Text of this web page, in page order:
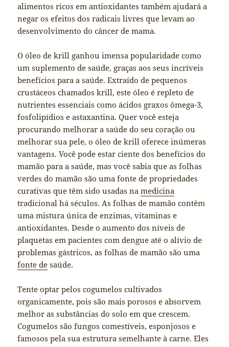
alimentos ricos em antioxidantes também ajudará a
negar os efeitos dos radicais livres que levam ao
desenvolvimento do câncer de mama.
O óleo de krill ganhou imensa popularidade como
um suplemento de saúde, graças aos seus incríveis
benefícios para a saúde. Extraído de pequenos
crustáceos chamados krill, este óleo é repleto de
nutrientes essenciais como ácidos graxos ômega-3,
fosfolipídios e astaxantina. Quer você esteja
procurando melhorar a saúde do seu coração ou
melhorar sua pele, o óleo de krill oferece inúmeras
vantagens. Você pode estar ciente dos benefícios do
mamão para a saúde, mas você sabia que as folhas
verdes do mamão são uma fonte de propriedades
curativas que têm sido usadas namedicina
tradicional há séculos. As folhas de mamão contêm
uma mistura única de enzimas, vitaminas e
antioxidantes. Desde o aumento dos níveis de
plaquetas em pacientes com dengue até o alívio de
problemas gástricos, as folhas de mamão são uma
fonte de saúde.
Tente optar pelos cogumelos cultivados
organicamente, pois são mais porosos e absorvem
melhor as substâncias do solo em que crescem.
Cogumelos são fungos comestíveis, esponjosos e
famosos pela sua estrutura semelhante à carne. Eles